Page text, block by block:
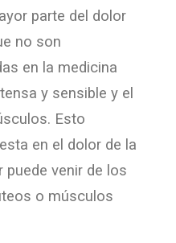
parte del dolor
no son
en la medicina
y sensible y el
Esto
en el dolor de la
puede venir de los
o músculos